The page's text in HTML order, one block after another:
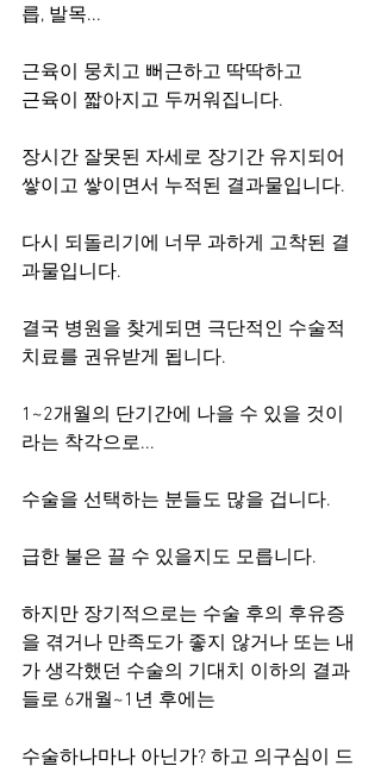
릅, 발목...
근육이 뭉치고 뻐근하고 딱딱하고
근육이 짧아지고 두꺼워집니다.
장시간 잘못된 자세로 장기간 유지되어
쌓이고 쌓이면서 누적된 결과물입니다.
다시 되돌리기에 너무 과하게 고착된 결
과물입니다.
결국 병원을 찾게되면 극단적인 수술적
치료를 권유받게 됩니다.
1~2개월의 단기간에 나을 수 있을 것이
라는 착각으로...
수술을 선택하는 분들도 많을 겁니다.
급한 불은 끌 수 있을지도 모릅니다.
하지만 장기적으로는 수술 후의 후유증
을 겪거나 만족도가 좋지 않거나 또는 내
가 생각했던 수술의 기대치 이하의 결과
들로 6개월~1년 후에는
수술하나마나 아닌가? 하고 의구심이 드